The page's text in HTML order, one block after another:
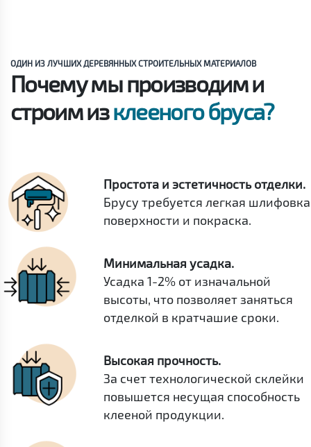
ОДИН ИЗ ЛУЧШИХ ДЕРЕВЯННЫХ СТРОИТЕЛЬНЫХ МАТЕРИАЛОВ
Почему мы производим и
строим изклееного бруса?
Простота и эстетичность отделки.
Брусу требуется легкая шлифовка
поверхности и покраска.
Минимальная усадка.
Усадка 1-2% от изначальной
высоты, что позволяет заняться
отделкой в кратчашие сроки.
Высокая прочность.
За счет технологической склейки
повышется несущая способность
клееной продукции.